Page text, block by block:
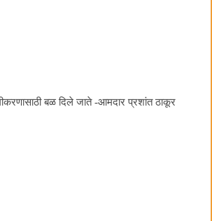
बळ दिले जाते -आमदार प्रशांत ठाकूर